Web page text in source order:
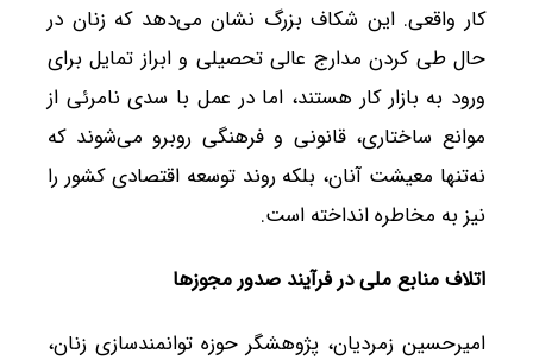
کار واقعی. این شکاف بزرگ نشان می‌دهد که زنان در
حال طی کردن مدارج عالی تحصیلی و ابراز تمایل برای
ورود به بازار کار هستند، اما در عمل با سدی نامرئی از
موانع ساختاری، قانونی و فرهنگی روبرو می‌شوند که
نه‌تنها معیشت آنان، بلکه روند توسعه اقتصادی کشور را
نیز به مخاطره انداخته است.
اتلاف منابع ملی در فرآیند صدور مجوزها
امیرحسین زمردیان، پژوهشگر حوزه توانمندسازی زنان،